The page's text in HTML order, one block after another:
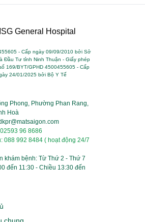
- Cấp ngày 09/09/2010 bởi Sở
Đầu Tư tỉnh Ninh Thuận - Giấy phép
169/BYT/GPHD 4500455605 - Cấp
24/01/2025 bởi Bộ Y Tế
Phong, Phường Phan Rang,
Hoà
96 8686
088 992 8484 ( hoạt động 24/7
khám bệnh: Từ Thứ 2 - Thứ 7
đến 11:30 - Chiều 13:30 đến
chung